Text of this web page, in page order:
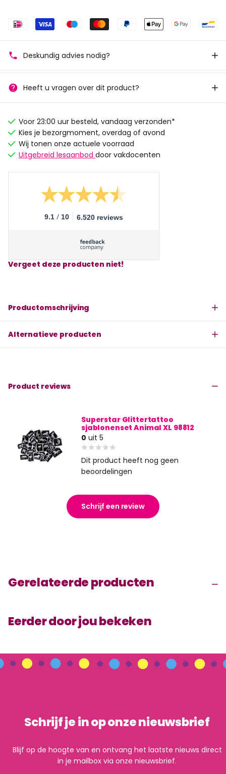
Deskundig advies nodig?
Heeft u vragen over dit product?
Voor 23:00 uur besteld, vandaag verzonden*
Kies je bezorgmoment, overdag of avond
Wij tonen onze actuele voorraad
Uitgebreid lesaanbod door vakdocenten
9.1 / 10 6.520 reviews
Vergeet deze producten niet!
Productomschrijving
Alternatieve producten
Product reviews
Superstar Glittertattoo
sjablonenset Animal XL 98812
0 uit 5
Dit product heeft nog geen
beoordelingen
Schrijf een review
Gerelateerde producten
Eerder door jou bekeken
Schrijf je in op onze nieuwsbrief
Blijf op de hoogte van en ontvang het laatste nieuws direct
in je mailbox via onze nieuwsbrief.